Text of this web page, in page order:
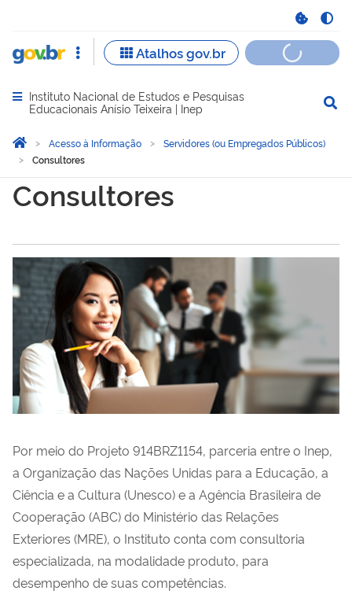
Abrir menu principal de navegação
Instituto Nacional de Estudos e Pesquisas
Educacionais Anísio Teixeira | Inep
Você está aqui:
Página Inicial
Acesso à Informação
Servidores (ou Empregados Públicos)
Consultores
Consultores
Consultores
Por meio do Projeto 914BRZ1154, parceria entre o Inep,
a Organização das Nações Unidas para a Educação, a
Ciência e a Cultura (Unesco) e a Agência Brasileira de
Cooperação (ABC) do Ministério das Relações
Exteriores (MRE), o Instituto conta com consultoria
especializada, na modalidade produto, para
desempenho de suas competências.